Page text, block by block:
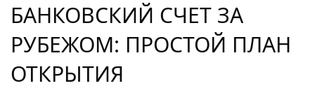
БАНКОВСКИЙ СЧЕТ ЗА
РУБЕЖОМ: ПРОСТОЙ ПЛАН
ОТКРЫТИЯ